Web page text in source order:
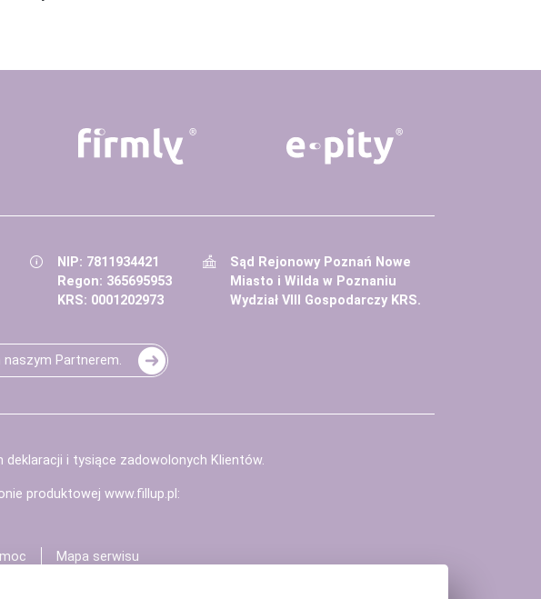
NIP: 7811934421
Regon: 365695953
KRS: 0001202973
Sąd Rejonowy Poznań Nowe
Miasto i Wilda w Poznaniu
Wydział VIII Gospodarczy KRS.
naszym Partnerem.
deklaracji i tysiące zadowolonych Klientów.
produktowej www.fillup.pl :
Mapa serwisu